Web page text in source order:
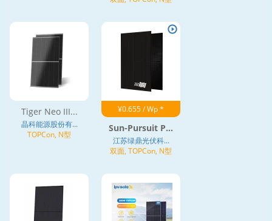
Tiger Neo III...
晶科能源股份有...
TOPCon, N型
¥0.655 / Wp *
Sun-Pursuit P...
江苏绿鼎光伏科...
双面, TOPCon, N型